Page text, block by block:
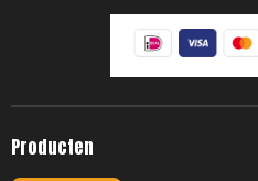
Producten